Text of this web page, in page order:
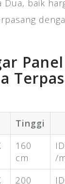
Dua, baik
Tinggi
160
cm
/
200